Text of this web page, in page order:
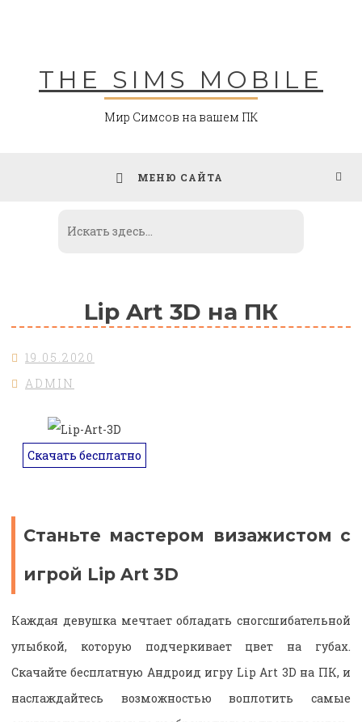
THE SIMS MOBILE
Мир Симсов на вашем ПК
МЕНЮ САЙТА
Lip Art 3D на ПК
19.05.2020
ADMIN
Скачать бесплатно
Станьте мастером визажистом с
игрой Lip Art 3D
Каждая девушка мечтает обладать сногсшибательной
улыбкой, которую подчеркивает цвет на губах.
Скачайте бесплатную Андроид игру Lip Art 3D на ПК, и
наслаждайтесь возможностью воплотить самые